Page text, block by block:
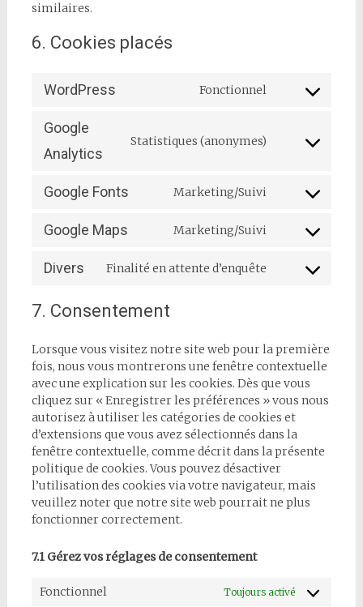
similaires.
6. Cookies placés
WordPress Fonctionnel
Consent
wordpress
Google
Analytics
Statistiques (anonymes)
Consent
google-
Google Fonts Marketing/Suivi
Consent
service
fonts
Google Maps Marketing/Suivi
Consent
service
Divers Finalité en attente d’enquête
Consent
7. Consentement
Lorsque vous visitez notre site web pour la première
fois, nous vous montrerons une fenêtre contextuelle
avec une explication sur les cookies. Dès que vous
cliquez sur « Enregistrer les préférences » vous nous
autorisez à utiliser les catégories de cookies et
d’extensions que vous avez sélectionnés dans la
fenêtre contextuelle, comme décrit dans la présente
politique de cookies. Vous pouvez désactiver
l’utilisation des cookies via votre navigateur, mais
veuillez noter que notre site web pourrait ne plus
fonctionner correctement.
7.1 Gérez vos réglages de consentement
Fonctionnel Toujours activé